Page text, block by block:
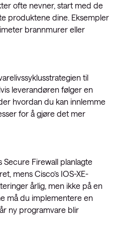
ofte nevner, start med de
produktene dine. Eksempler
brannmurer eller
til
leverandøren følger en
hvordan du kan innlemme
for å gjøre det mer
Secure Firewall planlagte
mens Cisco’s IOS-XE-
årlig, men ikke på en
må du implementere en
ny programvare blir